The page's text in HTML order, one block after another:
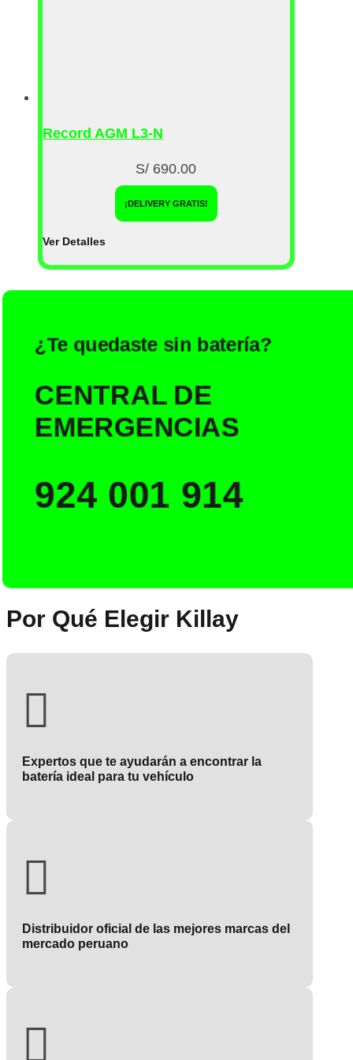
Record AGM L3-N
S/ 690.00
¡DELIVERY GRATIS!
Ver Detalles
¿Te quedaste sin batería?
CENTRAL DE
EMERGENCIAS
924 001 914
Por Qué Elegir Killay

Expertos que te ayudarán a encontrar la
batería ideal para tu vehículo

Distribuidor oficial de las mejores marcas del
mercado peruano
